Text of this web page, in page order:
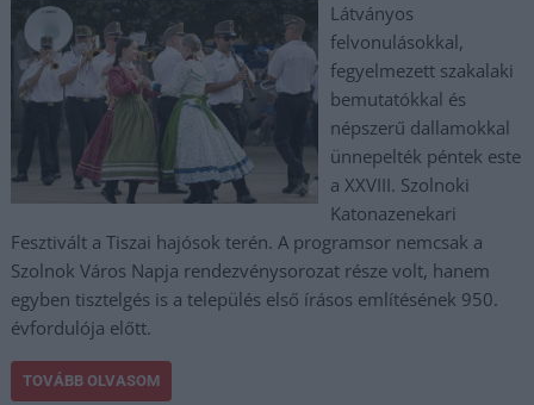
Látványos
felvonulásokkal,
fegyelmezett szakalaki
bemutatókkal és
népszerű dallamokkal
ünnepelték péntek este
a XXVIII. Szolnoki
Katonazenekari
Fesztivált a Tiszai hajósok terén. A programsor nemcsak a
Szolnok Város Napja rendezvénysorozat része volt, hanem
egyben tisztelgés is a település első írásos említésének 950.
évfordulója előtt.
TOVÁBB OLVASOM